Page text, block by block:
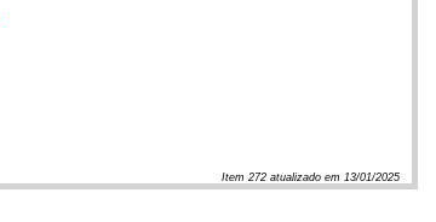
Item272 atualizado em 13/01/2025